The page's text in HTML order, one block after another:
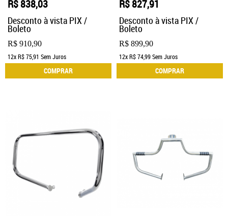
R$ 910,90
R$ 838,03
Desconto à vista PIX /
Boleto
12xR$ 75,91 Sem Juros
COMPRAR
R$ 899,90
R$ 827,91
Desconto à vista PIX /
Boleto
12xR$ 74,99Sem Juros
COMPRAR